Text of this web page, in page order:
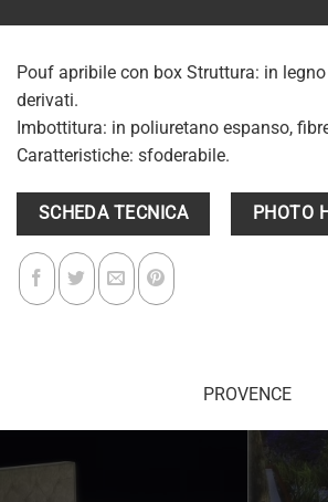
Pouf apribile con box Struttura: in
derivati.
Imbottitura: in poliuretano espanso,
Caratteristiche: sfoderabile.
SCHEDA TECNICA PHOTO
PROVENCE